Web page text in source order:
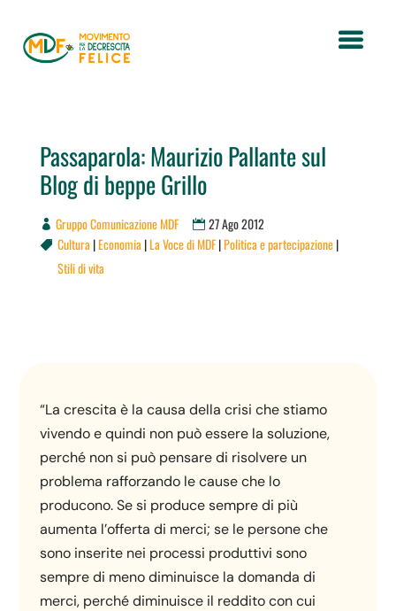
Passaparola: Maurizio Pallante sul
Blog di beppe Grillo
Gruppo Comunicazione MDF 27 Ago 2012
 Cultura |Economia |La Voce di MDF|Politica e partecipazione|
Stili di vita
“La crescita è la causa della crisi che stiamo
vivendo e quindi non può essere la soluzione,
perché non si può pensare di risolvere un
problema rafforzando le cause che lo
producono. Se si produce sempre di più
aumenta l’offerta di merci; se le persone che
sono inserite nei processi produttivi sono
sempre di meno diminuisce la domanda di
merci, perché diminuisce il reddito con cui